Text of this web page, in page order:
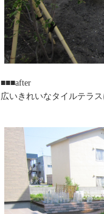
■■■after
広いきれいなタイルテラ